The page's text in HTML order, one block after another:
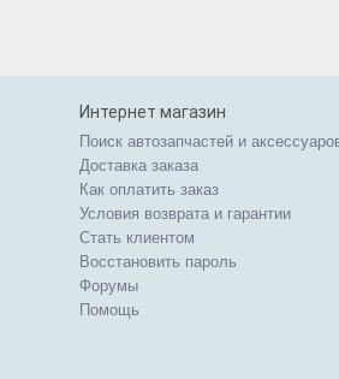
Интернет магазин
Поиск автозапчастей и
Доставка заказа
Как оплатить заказ
Условия возврата и гарантии
Стать клиентом
Восстановить пароль
Форумы
Помощь